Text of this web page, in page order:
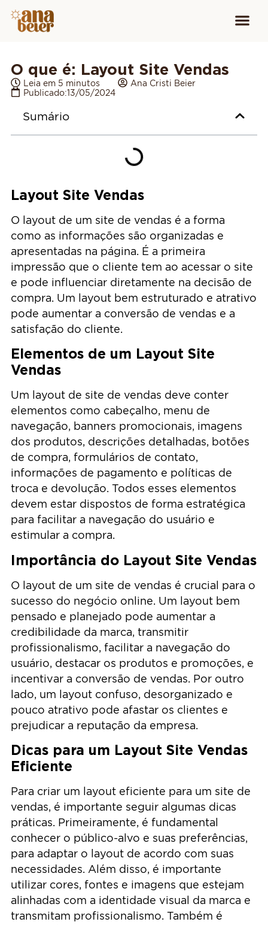
O que é: Layout Site Vendas
Leia em 5 minutos
Ana Cristi Beier
Publicado:13/05/2024
Sumário
Layout Site Vendas
O layout de um site de vendas é a forma
como as informações são organizadas e
apresentadas na página. É a primeira
impressão que o cliente tem ao acessar o site
e pode influenciar diretamente na decisão de
compra. Um layout bem estruturado e atrativo
pode aumentar a conversão de vendas e a
satisfação do cliente.
Elementos de um Layout Site
Vendas
Um layout de site de vendas deve conter
elementos como cabeçalho, menu de
navegação, banners promocionais, imagens
dos produtos, descrições detalhadas, botões
de compra, formulários de contato,
informações de pagamento e políticas de
troca e devolução. Todos esses elementos
devem estar dispostos de forma estratégica
para facilitar a navegação do usuário e
estimular a compra.
Importância do Layout Site Vendas
O layout de um site de vendas é crucial para o
sucesso do negócio online. Um layout bem
pensado e planejado pode aumentar a
credibilidade da marca, transmitir
profissionalismo, facilitar a navegação do
usuário, destacar os produtos e promoções, e
incentivar a conversão de vendas. Por outro
lado, um layout confuso, desorganizado e
pouco atrativo pode afastar os clientes e
prejudicar a reputação da empresa.
Dicas para um Layout Site Vendas
Eficiente
Para criar um layout eficiente para um site de
vendas, é importante seguir algumas dicas
práticas. Primeiramente, é fundamental
conhecer o público-alvo e suas preferências,
para adaptar o layout de acordo com suas
necessidades. Além disso, é importante
utilizar cores, fontes e imagens que estejam
alinhadas com a identidade visual da marca e
transmitam profissionalismo. Também é